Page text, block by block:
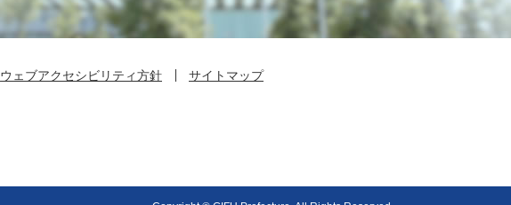
ウェブアクセシビリティ方針 サイトマップ